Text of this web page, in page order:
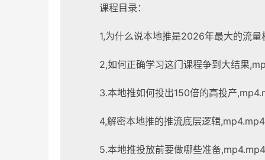
课程目录：
1,为什么说本地推是2026年最大的流
2,如何正确学习这门课程争到大结果
3.本地推如何投出150倍的高投产
4,解密本地推的推流底层逻辑,mp4.mp4
5.本地推投放前要做哪些准备,mp4.mp4